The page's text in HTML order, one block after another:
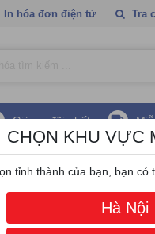
In hóa đơn điện tử Tra
Giá ưu đãi nhất
CHỌN KHU VỰC
tỉnh thành của bạn, bạn có
Hà Nội